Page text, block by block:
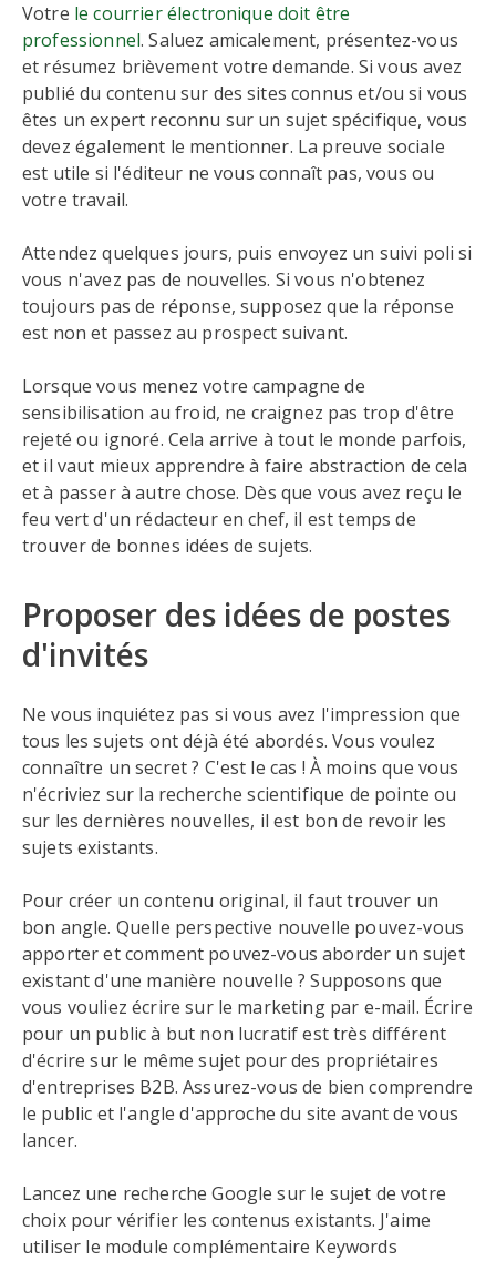
Votre le courrier électronique doit être
professionnel. Saluez amicalement, présentez-vous
et résumez brièvement votre demande. Si vous avez
publié du contenu sur des sites connus et/ou si vous
êtes un expert reconnu sur un sujet spécifique, vous
devez également le mentionner. La preuve sociale
est utile si l'éditeur ne vous connaît pas, vous ou
votre travail.
Attendez quelques jours, puis envoyez un suivi poli si
vous n'avez pas de nouvelles. Si vous n'obtenez
toujours pas de réponse, supposez que la réponse
est non et passez au prospect suivant.
Lorsque vous menez votre campagne de
sensibilisation au froid, ne craignez pas trop d'être
rejeté ou ignoré. Cela arrive à tout le monde parfois,
et il vaut mieux apprendre à faire abstraction de cela
et à passer à autre chose. Dès que vous avez reçu le
feu vert d'un rédacteur en chef, il est temps de
trouver de bonnes idées de sujets.
Proposer des idées de postes
d'invités
Ne vous inquiétez pas si vous avez l'impression que
tous les sujets ont déjà été abordés. Vous voulez
connaître un secret ? C'est le cas ! À moins que vous
n'écriviez sur la recherche scientifique de pointe ou
sur les dernières nouvelles, il est bon de revoir les
sujets existants.
Pour créer un contenu original, il faut trouver un
bon angle. Quelle perspective nouvelle pouvez-vous
apporter et comment pouvez-vous aborder un sujet
existant d'une manière nouvelle ? Supposons que
vous vouliez écrire sur le marketing par e-mail. Écrire
pour un public à but non lucratif est très différent
d'écrire sur le même sujet pour des propriétaires
d'entreprises B2B. Assurez-vous de bien comprendre
le public et l'angle d'approche du site avant de vous
lancer.
Lancez une recherche Google sur le sujet de votre
choix pour vérifier les contenus existants. J'aime
utiliser le module complémentaire Keywords